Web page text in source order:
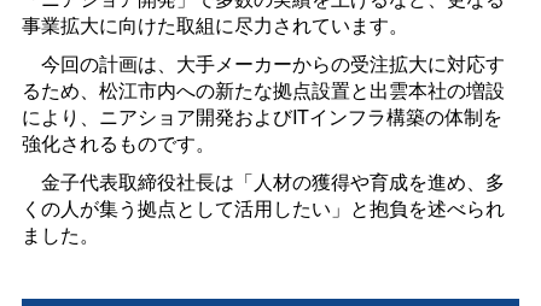
事業拡大に向けた取組に尽力されています。
今回の計画は、大手メーカーからの受注拡大に対応す
るため、松江市内への新たな拠点設置と出雲本社の増設
により、ニアショア開発およびITインフラ構築の体制を
強化されるものです。
金子代表取締役社長は「人材の獲得や育成を進め、多
くの人が集う拠点として活用したい」と抱負を述べられ
ました。